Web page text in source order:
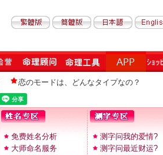
恋のモードは、どんなタイプなの？
免费姓名分析
大师命名服务
测字问我的爱情?
测字问最近财运?